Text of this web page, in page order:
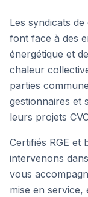
Les syndicats
font face à des
énergétique et
chaleur
parties
gestionnaires et
leurs projets
Certifiés RGE et
intervenons
vous
mise en service,